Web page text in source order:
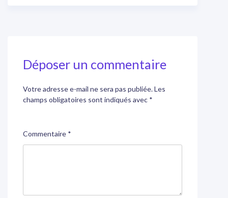
Déposer un commentaire
Votre adresse e-mail ne sera pas publiée.Les
champs obligatoires sont indiqués avec *
Commentaire *